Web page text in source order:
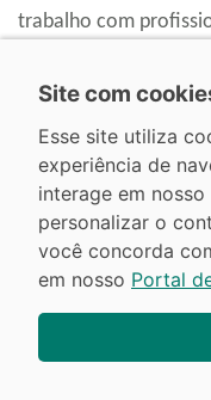
trabalho com
Uma boa faculdade
para chegar ao
são os reais desafios
Aproveite o
Não há nada mais
conhecimento e
Site com
Esse site utiliza
experiência de
interage em
personalizar o
você concorda
em nosso Portal